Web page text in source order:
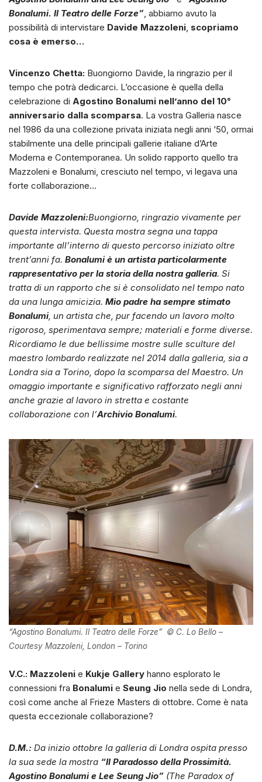
Bonalumi. Il Teatro delle Forze”, abbiamo avuto la
possibilità di intervistare Davide Mazzoleni, scopriamo
cosa è emerso…
Vincenzo Chetta: Buongiorno Davide, la ringrazio per il
tempo che potrà dedicarci. L’occasione è quella della
celebrazione di Agostino Bonalumi nell’anno del 10°
anniversario dalla scomparsa. La vostra Galleria nasce
nel 1986 da una collezione privata iniziata negli anni ‘50, ormai
stabilmente una delle principali gallerie italiane d’Arte
Moderna e Contemporanea. Un solido rapporto quello tra
Mazzoleni e Bonalumi, cresciuto nel tempo, vi legava una
forte collaborazione…
Davide Mazzoleni:Buongiorno, ringrazio vivamente per
questa intervista. Questa mostra segna una tappa
importante all’interno di questo percorso iniziato oltre
trent’anni fa. Bonalumi è un artista particolarmente
rappresentativo per la storia della nostra galleria. Si
tratta di un rapporto che si è consolidato nel tempo nato
da una lunga amicizia. Mio padre ha sempre stimato
Bonalumi, un artista che, pur facendo un lavoro molto
rigoroso, sperimentava sempre; materiali e forme diverse.
Ricordiamo le due bellissime mostre sulle sculture del
maestro lombardo realizzate nel 2014 dalla galleria, sia a
Londra sia a Torino, dopo la scomparsa del Maestro. Un
omaggio importante e significativo rafforzato negli anni
anche grazie al lavoro in stretta e costante
collaborazione con l’Archivio Bonalumi.
“Agostino Bonalumi. Il Teatro delle Forze” © C. Lo Bello –
Courtesy Mazzoleni, London – Torino
V.C.: Mazzoleni e Kukje Gallery hanno esplorato le
connessioni fra Bonalumi e Seung Jio nella sede di Londra,
così come anche al Frieze Masters di ottobre. Come è nata
questa eccezionale collaborazione?
D.M.: Da inizio ottobre la galleria di Londra ospita presso
la sua sede la mostra “Il Paradosso della Prossimità.
Agostino Bonalumi e Lee Seung Jio” (The Paradox of